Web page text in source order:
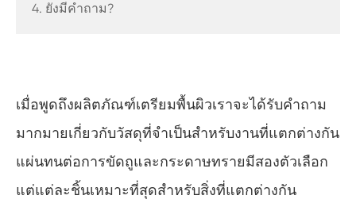
4. ยังมีคำถาม?
เมื่อพูดถึงผลิตภัณฑ์เตรียมพื้นผิวเราจะได้รับคำถาม
มากมายเกี่ยวกับวัสดุที่จำเป็นสำหรับงานที่แตกต่างกัน
แผ่นทนต่อการขัดถูและกระดาษทรายมีสองตัวเลือก
แต่แต่ละชิ้นเหมาะที่สุดสำหรับสิ่งที่แตกต่างกัน